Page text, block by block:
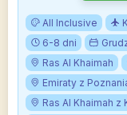
All Inclusive
6-8 dni
Ras Al Khaimah
Emiraty z
Ras Al Khaimah z